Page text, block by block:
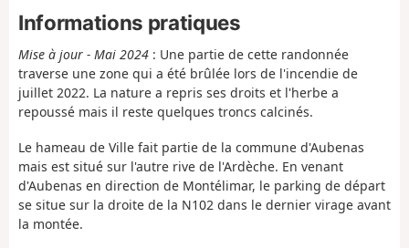
Informations pratiques
Mise à jour - Mai 2024 : Une partie de cette randonnée
traverse une zone qui a été brûlée lors de l'incendie de
juillet 2022. La nature a repris ses droits et l'herbe a
repoussé mais il reste quelques troncs calcinés.
Le hameau de Ville fait partie de la commune d'Aubenas
mais est situé sur l'autre rive de l'Ardèche. En venant
d'Aubenas en direction de Montélimar, le parking de départ
se situe sur la droite de la N102 dans le dernier virage avant
la montée.